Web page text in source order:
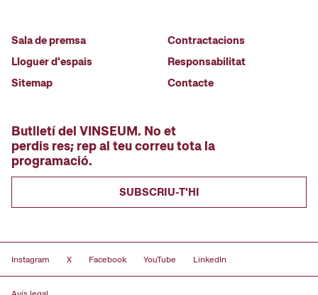
Sala de premsa
Lloguer d'espais
Sitemap
Contractacions
Responsabilitat
Contacte
Butlletí del VINSEUM. No et
perdis res; rep al teu correu tota la
programació.
SUBSCRIU-T'HI
Instagram X Facebook YouTube LinkedIn